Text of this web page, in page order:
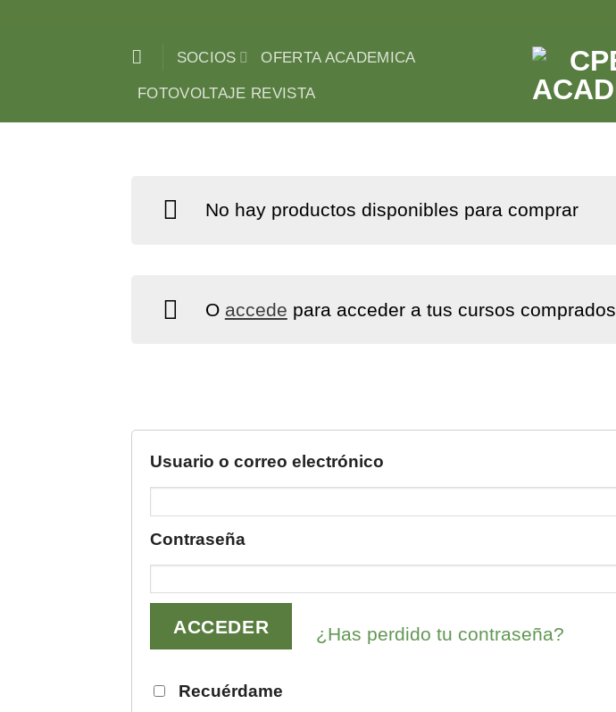
SOCIOS
OFERTA ACADEMICA
FOTOVOLTAJE REVISTA
No hay productos disponibles para comprar
O accede para acceder a tus cursos comprados
Usuario o correo electrónico
Contraseña
¿Has perdido tu contraseña?
Recuérdame